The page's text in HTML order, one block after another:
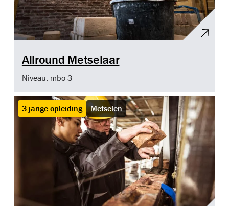
Allround Metselaar
Niveau: mbo 3
3-jarige opleiding Metselen